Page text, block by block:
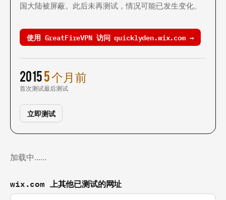
国大陆被屏蔽。此后未再测试，情况可能已发生变化。
使用 GreatFireVPN 访问 quicklyden.wix.com →
2015
首次测试
5 个月前
最后测试
立即测试
加载中……
wix.com 上其他已测试的网址